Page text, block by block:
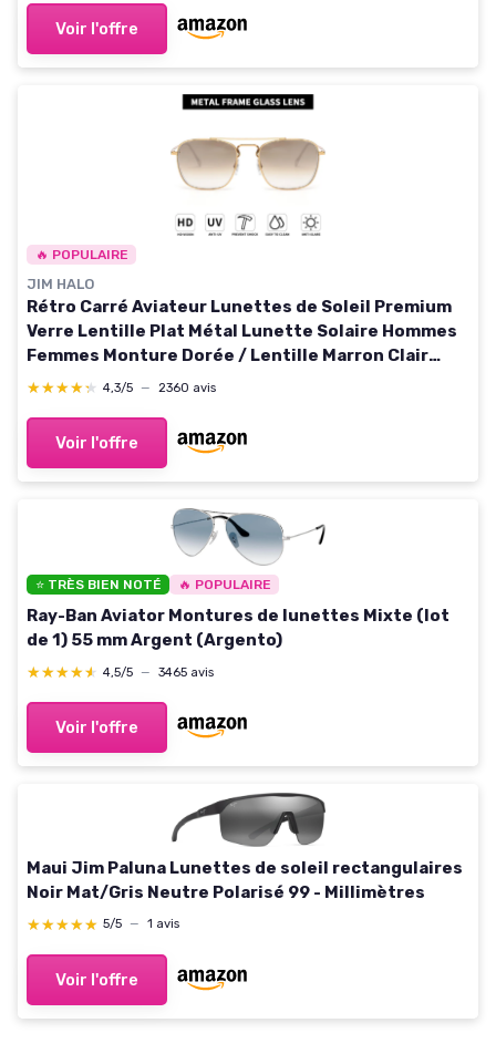
Voir l'offre
🔥 POPULAIRE
JIM HALO
Rétro Carré Aviateur Lunettes de Soleil Premium
Verre Lentille Plat Métal Lunette Solaire Hommes
Femmes Monture Dorée / Lentille Marron Clair
Dégradé
★★★★★
★★★★★ 4,3/5 — 2360 avis
Voir l'offre
⭐ TRÈS BIEN NOTÉ 🔥 POPULAIRE
Ray-Ban Aviator Montures de lunettes Mixte (lot
de 1) 55 mm Argent (Argento)
★★★★★
★★★★★ 4,5/5 — 3465 avis
Voir l'offre
Maui Jim Paluna Lunettes de soleil rectangulaires
Noir Mat/Gris Neutre Polarisé 99 - Millimètres
★★★★★
★★★★★ 5/5 — 1 avis
Voir l'offre